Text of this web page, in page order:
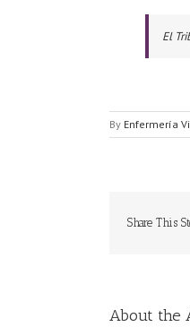
El
By Enfermería
Share This
About the